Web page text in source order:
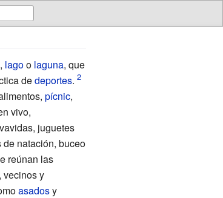
, lagoo laguna, que
dedeportes.
pícnic,
vivo,
juguetes
natación, buceo
reúnan las
vecinos y
asadosy